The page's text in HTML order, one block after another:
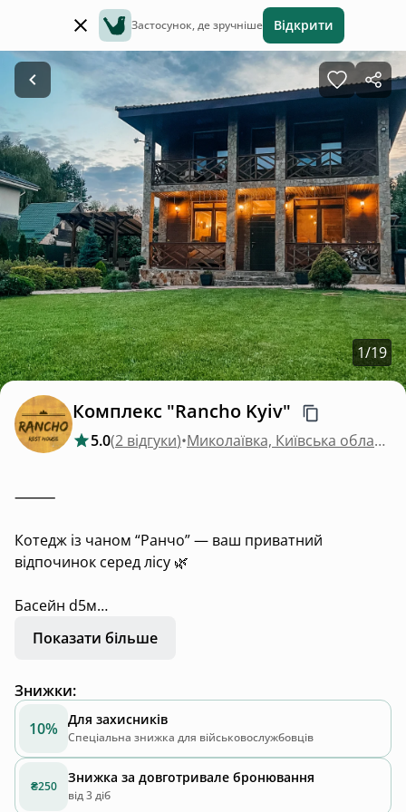
Застосунок, де зручніше Відкрити
1/19
Комплекс "Rancho Kyiv"
5.0(2 відгуки)• Миколаївка, Київська область
⸻
Котедж із чаном “Ранчо” — ваш приватний
відпочинок серед лісу 🌿
Басейн d5м
Просторий котедж площею 120 м² із панорамними
місці під Києвом — с. Миколаївка (Житомирська
траса), поруч із “Українським селом”.
Тут — тиша, природа і повністю ваша територія без
сторонніх.
Показати більше
Знижки:
10% Для захисників
Спеціальна знижка для військовослужбовців
₴250
Знижка за довготривале бронювання
від 3 діб